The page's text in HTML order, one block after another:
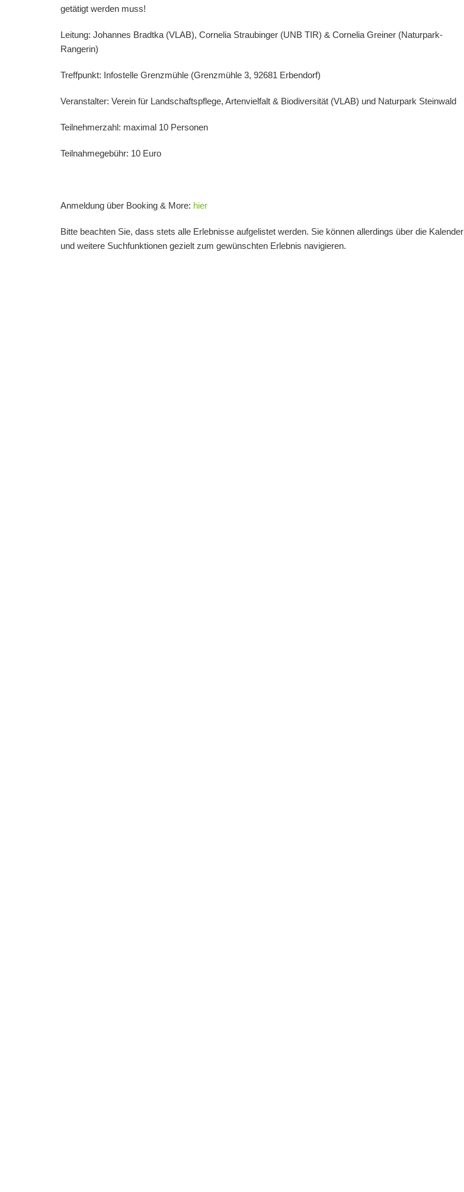
getätigt werden muss!
Leitung: Johannes Bradtka (VLAB), Cornelia Straubinger (UNB TIR) & Cornelia Greiner (Naturpark-
Rangerin)
Treffpunkt: Infostelle Grenzmühle (Grenzmühle 3, 92681 Erbendorf)
Veranstalter: Verein für Landschaftspflege, Artenvielfalt & Biodiversität (VLAB) und Naturpark Steinwald
Teilnehmerzahl: maximal 10 Personen
Teilnahmegebühr: 10 Euro
Anmeldung über Booking & More: hier
Bitte beachten Sie, dass stets alle Erlebnisse aufgelistet werden. Sie können allerdings über die Kalender
und weitere Suchfunktionen gezielt zum gewünschten Erlebnis navigieren.